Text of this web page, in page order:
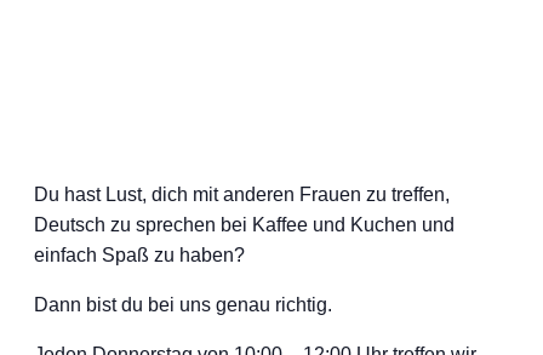
Du hast Lust, dich mit anderen Frauen zu treffen,
Deutsch zu sprechen bei Kaffee und Kuchen und
einfach Spaß zu haben?
Dann bist du bei uns genau richtig.